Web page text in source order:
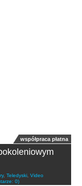
współpraca płatna
, Teledyski Video
0)